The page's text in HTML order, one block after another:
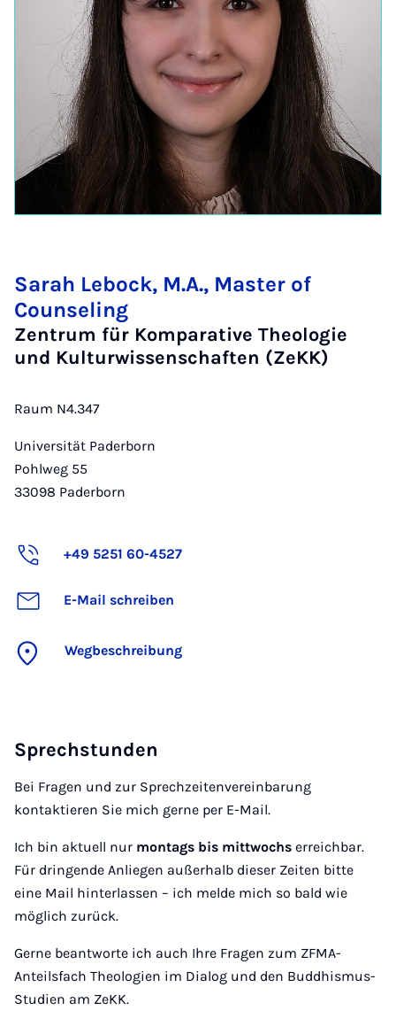
Sarah Lebock, M.A., Master of
Counseling
Zentrum für Komparative Theologie
und Kulturwissenschaften (ZeKK)
Raum N4.347
Universität Paderborn
Pohlweg 55
33098 Paderborn
+49 5251 60-4527
E-Mail schreiben
Wegbeschreibung
Sprechstunden
Bei Fragen und zur Sprechzeitenvereinbarung
kontaktieren Sie mich gerne per E-Mail.
Ich bin aktuell nur montags bis mittwochs erreichbar.
Für dringende Anliegen außerhalb dieser Zeiten bitte
eine Mail hinterlassen – ich melde mich so bald wie
möglich zurück.
Gerne beantworte ich auch Ihre Fragen zum ZFMA-
Anteilsfach Theologien im Dialog und den Buddhismus-
Studien am ZeKK.